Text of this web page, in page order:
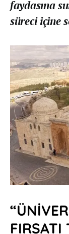
faydasına
süreci içine
FIRSATI